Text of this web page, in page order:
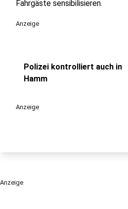
Fahrgäste sensibilisieren.
Anzeige
Polizei kontrolliert auch in
Hamm
Anzeige
Anzeige